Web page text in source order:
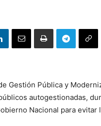
Gestión Pública y
autogestionadas,
Nacional para evitar